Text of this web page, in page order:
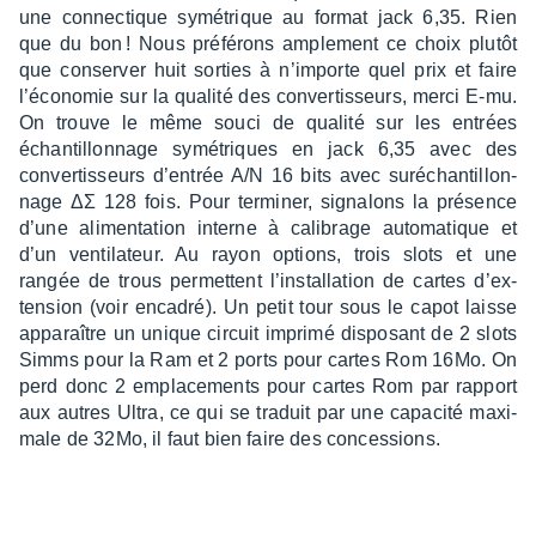
une connec­tique symé­trique au format jack 6,35. Rien
que du bon ! Nous préfé­rons ample­ment ce choix plutôt
que conser­ver huit sorties à n’im­porte quel prix et faire
l’éco­no­mie sur la qualité des conver­tis­seurs, merci E-mu.
On trouve le même souci de qualité sur les entrées
échan­tillon­nage symé­triques en jack 6,35 avec des
conver­tis­seurs d’en­trée A/N 16 bits avec suréchan­tillon­
nage ΔΣ 128 fois. Pour termi­ner, signa­lons la présence
d’une alimen­ta­tion interne à cali­brage auto­ma­tique et
d’un venti­la­teur. Au rayon options, trois slots et une
rangée de trous permettent l’ins­tal­la­tion de cartes d’ex­
ten­sion (voir enca­dré). Un petit tour sous le capot laisse
appa­raître un unique circuit imprimé dispo­sant de 2 slots
Simms pour la Ram et 2 ports pour cartes Rom 16Mo. On
perd donc 2 empla­ce­ments pour cartes Rom par rapport
aux autres Ultra, ce qui se traduit par une capa­cité maxi­
male de 32Mo, il faut bien faire des conces­sions.